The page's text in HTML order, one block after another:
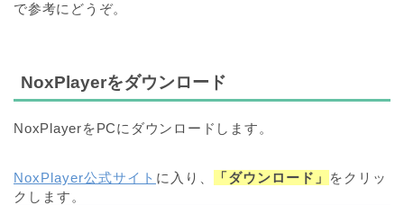
で参考にどうぞ。
NoxPlayerをダウンロード
NoxPlayerをPCにダウンロードします。
NoxPlayer公式サイト に入り、 「ダウンロード」
をクリッ
クします。